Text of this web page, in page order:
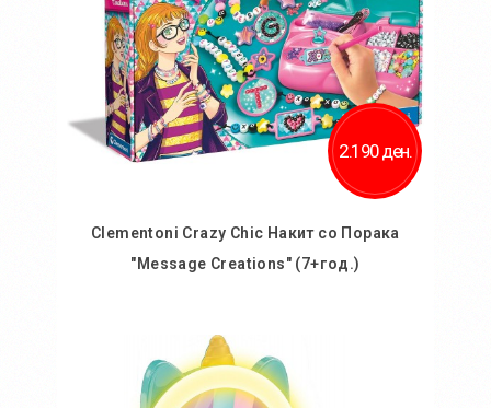
2.190 ден.
Clementoni Crazy Chic Накит со Порака
"Message Creations" (7+год.)
Во кошничка
Додај во желби